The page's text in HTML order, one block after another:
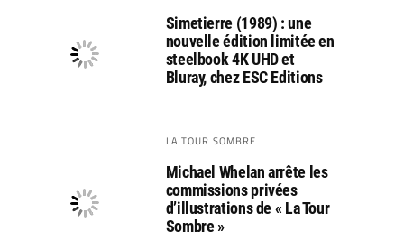
Simetierre (1989) : une
nouvelle édition limitée en
steelbook 4K UHD et
Bluray, chez ESC Editions
LA TOUR SOMBRE
Michael Whelan arrête les
commissions privées
d’illustrations de « La Tour
Sombre »